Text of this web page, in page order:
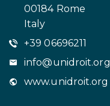
00184 Rome
Italy
+39 06696211
info@unidroit.org
www.unidroit.org